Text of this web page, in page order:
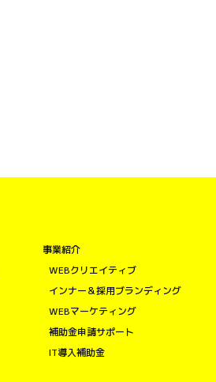
事業紹介
WEBクリエイティブ
インナー＆採用ブランディング
WEBマーケティング
補助金申請サポート
IT導入補助金